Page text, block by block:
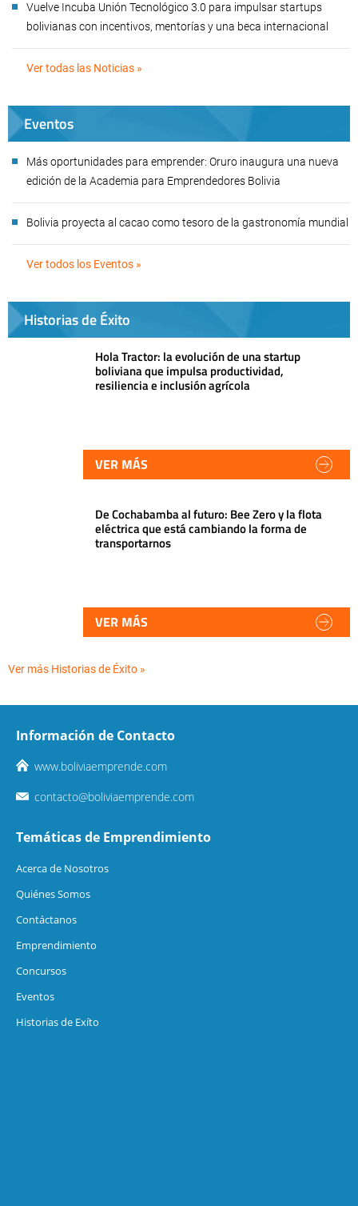
Vuelve Incuba Unión Tecnológico 3.0 para impulsar startups
bolivianas con incentivos, mentorías y una beca internacional
Ver todas las Noticias »
Eventos
Más oportunidades para emprender: Oruro inaugura una nueva
edición de la Academia para Emprendedores Bolivia
Bolivia proyecta al cacao como tesoro de la gastronomía mundial
Ver todos los Eventos »
Historias de Éxito
Hola Tractor: la evolución de una startup
boliviana que impulsa productividad,
resiliencia e inclusión agrícola
VER MÁS
De Cochabamba al futuro: Bee Zero y la flota
eléctrica que está cambiando la forma de
transportarnos
VER MÁS
Ver más Historias de Éxito »
Información de Contacto
www.boliviaemprende.com
contacto@boliviaemprende.com
Temáticas de Emprendimiento
Acerca de Nosotros
Quiénes Somos
Contáctanos
Emprendimiento
Concursos
Eventos
Historias de Exíto